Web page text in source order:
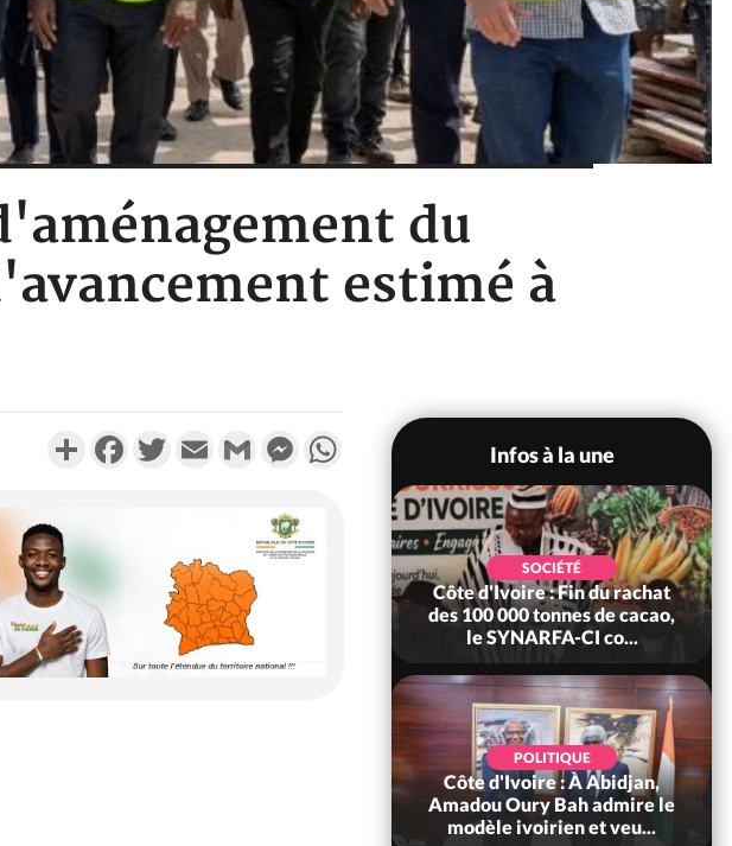
du
estimé à
PartagerFacebookTwitterEmail Gmail MessengerWhatsApp
Infos à la une
POLITIQUE
Côte d'Ivoire : Fête nationale,
Alassane Ouattara accorde
la grâce à 4 661...
SOCIÉTÉ
Côte d'Ivoire : Fin du rachat
des 100 000 tonnes de cacao,
le SYNARFA-CI co...
POLITIQUE
Côte d'Ivoire : À Abidjan,
Amadou Oury Bah admire le
modèle ivoirien et veu...